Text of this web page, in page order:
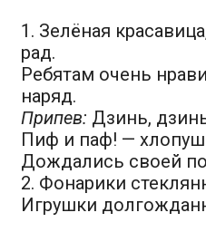
1. Зелёная
рад.
Ребятам очень
наряд.
Припев: Дзинь,
Пиф и паф! —
Дождались своей
2. Фонарики
Игрушки